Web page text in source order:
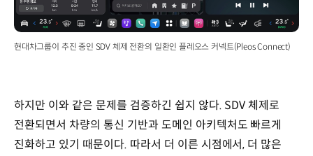
현대차그룹이 추진 중인 SDV 체제 전환의 일환인 플레오스 커넥트(Pleos Connect)
하지만 이와 같은 문제를 검증하긴 쉽지 않다. SDV 체제로
전환되면서 차량의 통신 기반과 도메인 아키텍처도 빠르게
진화하고 있기 때문이다. 따라서 더 이른 시점에서, 더 많은